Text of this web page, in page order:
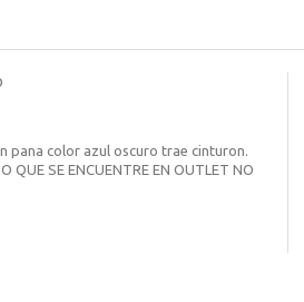
pana color azul oscuro trae cinturon.
QUE SE ENCUENTRE EN OUTLET NO